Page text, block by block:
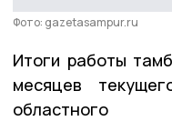
Фото: gazetasampur.ru
Итоги работы
месяцев
областного